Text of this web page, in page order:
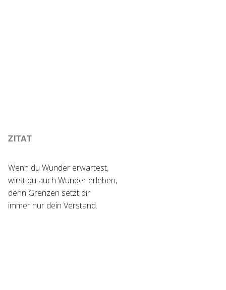
ZITAT
Wenn du Wunder erwartest,
wirst du auch Wunder erleben,
denn Grenzen setzt dir
immer nur dein Verstand.